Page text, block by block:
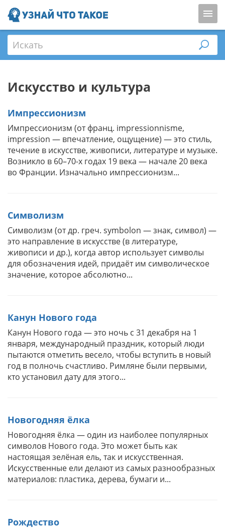
Искать
Искусство и культура
Импрессионизм
Импрессионизм (от франц. impressionnisme,
impression — впечатление, ощущение) — это стиль,
течение в искусстве, живописи, литературе и музыке.
Возникло в 60–70-х годах 19 века — начале 20 века
во Франции. Изначально импрессионизм...
Символизм
Символизм (от др. греч. symbolon — знак, символ) —
это направление в искусстве (в литературе,
живописи и др.), когда автор использует символы
для обозначения идей, придаёт им символическое
значение, которое абсолютно...
Канун Нового года
Канун Нового года — это ночь с 31 декабря на 1
января, международный праздник, который люди
пытаются отметить весело, чтобы вступить в новый
год в полночь счастливо. Римляне были первыми,
кто установил дату для этого...
Новогодняя ёлка
Новогодняя ёлка — один из наиболее популярных
символов Нового года. Это может быть как
настоящая зелёная ель, так и искусственная.
Искусственные ели делают из самых разнообразных
материалов: пластика, дерева, бумаги и...
Рождество